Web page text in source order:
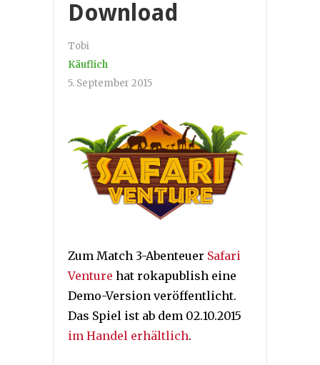
Download
Tobi
Käuflich
5. September 2015
Zum Match 3-Abenteuer Safari
Venture hat rokapublish eine
Demo-Version veröffentlicht.
Das Spiel ist ab dem 02.10.2015
im Handel erhältlich.